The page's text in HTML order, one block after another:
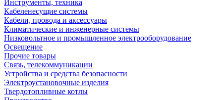
Инструменты, техника
Кабеленесущие системы
Кабели, провода и аксессуары
Климатические и инженерные системы
Низковольтное и промышленное электрооборудование
Освещение
Прочие товары
Связь, телекоммуникации
Устройства и средства безопасности
Электроустановочные изделия
Твердотопливные котлы